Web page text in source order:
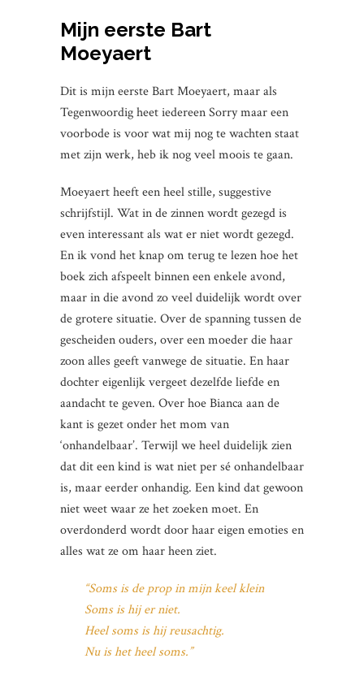
Mijn eerste Bart
Moeyaert
Dit is mijn eerste Bart Moeyaert, maar als
Tegenwoordig heet iedereen Sorry maar een
voorbode is voor wat mij nog te wachten staat
met zijn werk, heb ik nog veel moois te gaan.
Moeyaert heeft een heel stille, suggestive
schrijfstijl. Wat in de zinnen wordt gezegd is
even interessant als wat er niet wordt gezegd.
En ik vond het knap om terug te lezen hoe het
boek zich afspeelt binnen een enkele avond,
maar in die avond zo veel duidelijk wordt over
de grotere situatie. Over de spanning tussen de
gescheiden ouders, over een moeder die haar
zoon alles geeft vanwege de situatie. En haar
dochter eigenlijk vergeet dezelfde liefde en
aandacht te geven. Over hoe Bianca aan de
kant is gezet onder het mom van
‘onhandelbaar’. Terwijl we heel duidelijk zien
dat dit een kind is wat niet per sé onhandelbaar
is, maar eerder onhandig. Een kind dat gewoon
niet weet waar ze het zoeken moet. En
overdonderd wordt door haar eigen emoties en
alles wat ze om haar heen ziet.
“Soms is de prop in mijn keel klein
Soms is hij er niet.
Heel soms is hij reusachtig.
Nu is het heel soms.”